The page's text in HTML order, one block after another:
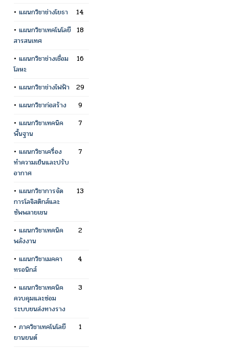
• แผนกวิชาช่างโยธา
14
• แผนกวิชาเทคโนโลยี
สารสนเทศ
18
• แผนกวิชาช่างเชื่อม
โลหะ
16
• แผนกวิชาช่างไฟฟ้า
29
• แผนกวิชาก่อสร้าง
9
• แผนกวิชาเทคนิค
พื้นฐาน
7
• แผนกวิชาเครื่อง
ทำความเย็นและปรับ
อากาศ
7
• แผนกวิชาการจัด
การโลจิสติกส์และ
ซัพพลายเชน
13
• แผนกวิชาเทคนิค
พลังงาน
2
• แผนกวิชาเมคคา
ทรอนิกส์
4
• แผนกวิชาเทคนิค
ควบคุมและซ่อม
ระบบขนส่งทางราง
3
• ภาควิชาเทคโนโลยี
ยานยนต์
1